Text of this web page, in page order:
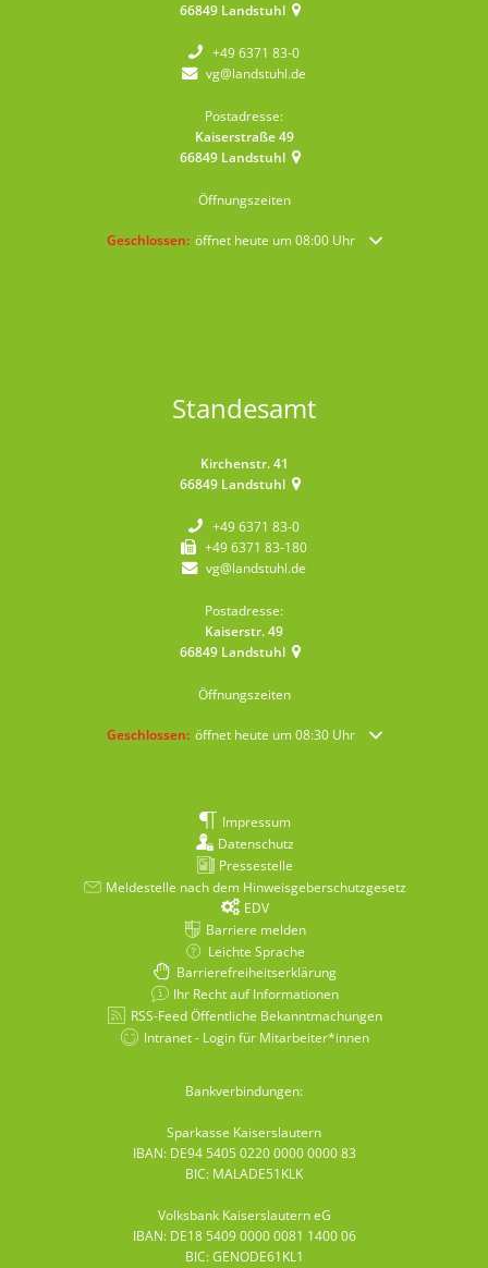
66849 Landstuhl
+49 6371 83-0
vg@landstuhl.de
Postadresse:
Kaiserstraße 49
66849 Landstuhl
Öffnungszeiten
Klicken, um weitere Öffnungs- oder Schließzeiten
Geschlossen: öffnet heute um 08:00 Uhr
Standesamt
Kirchenstr. 41
66849 Landstuhl
+49 6371 83-0
+49 6371 83-180
vg@landstuhl.de
Postadresse:
Kaiserstr. 49
66849 Landstuhl
Öffnungszeiten
Klicken, um weitere Öffnungs- oder Schließzeiten
Geschlossen: öffnet heute um 08:30 Uhr
Impressum
Datenschutz
Pressestelle
Meldestelle nach dem Hinweisgeberschutzgesetz
EDV
Barriere melden
Leichte Sprache
Barrierefreiheitserklärung
Ihr Recht auf Informationen
RSS-Feed Öffentliche Bekanntmachungen
Intranet - Login für Mitarbeiter*innen
Bankverbindungen:
Sparkasse Kaiserslautern
IBAN: DE94 5405 0220 0000 0000 83
BIC: MALADE51KLK
Volksbank Kaiserslautern eG
IBAN: DE18 5409 0000 0081 1400 06
BIC: GENODE61KL1